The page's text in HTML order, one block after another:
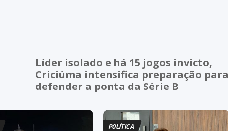
Líder isolado e há 15 jogos invicto,
Criciúma intensifica preparação para
defender a ponta da Série B
POLÍTICA